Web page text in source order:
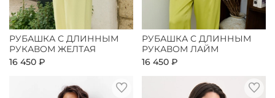
РУБАШКА С ДЛИННЫМ
РУКАВОМ ЖЕЛТАЯ
16 450 ₽
РУБАШКА С ДЛИННЫМ
РУКАВОМ ЛАЙМ
16 450 ₽